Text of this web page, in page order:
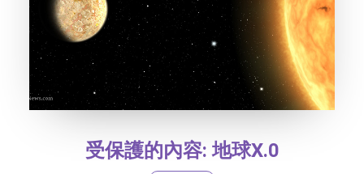
受保護的內容: 地球X.0